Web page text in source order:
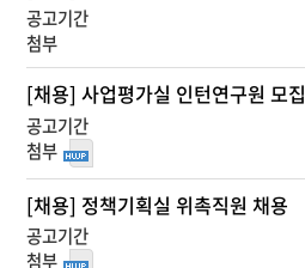
고
목
록
-
번
호,
제
목,
등
록
[채용] 사업평가실 인턴연구원 모집
[채용] 정책기획실 위촉직원 채용